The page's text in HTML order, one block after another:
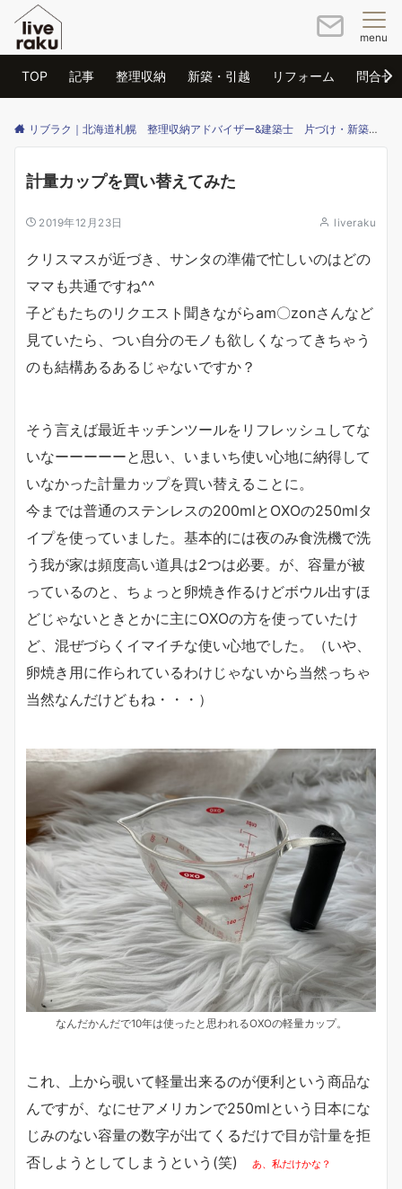
menu
TOP 記事 整理収納 新築・引越 リフォーム 問合せ
リブラク｜北海道札幌 整理収納アドバイザー&建築士 片づけ・新築・リフォームのご相談はリブラクまで
計量カップを買い替えてみた
2019年12月23日 liveraku
クリスマスが近づき、サンタの準備で忙しいのはどの
ママも共通ですね^^
子どもたちのリクエスト聞きながらam〇zonさんなど
見ていたら、つい自分のモノも欲しくなってきちゃう
のも結構あるあるじゃないですか？
そう言えば最近キッチンツールをリフレッシュしてな
いなーーーーーと思い、いまいち使い心地に納得して
いなかった計量カップを買い替えることに。
今までは普通のステンレスの200mlとOXOの250mlタ
イプを使っていました。基本的には夜のみ食洗機で洗
う我が家は頻度高い道具は2つは必要。が、容量が被
っているのと、ちょっと卵焼き作るけどボウル出すほ
どじゃないときとかに主にOXOの方を使っていたけ
ど、混ぜづらくイマイチな使い心地でした。（いや、
卵焼き用に作られているわけじゃないから当然っちゃ
当然なんだけどもね・・・）
なんだかんだで10年は使ったと思われるOXOの軽量カップ。
これ、上から覗いて軽量出来るのが便利という商品な
んですが、なにせアメリカンで250mlという日本にな
じみのない容量の数字が出てくるだけで目が計量を拒
否しようとしてしまうという(笑)
あ、私だけかな？